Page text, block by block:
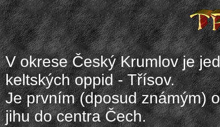
V okrese Český Krumlov je
keltských oppid - Třísov.
Je prvním (dposud známým)
jihu do centra Čech.